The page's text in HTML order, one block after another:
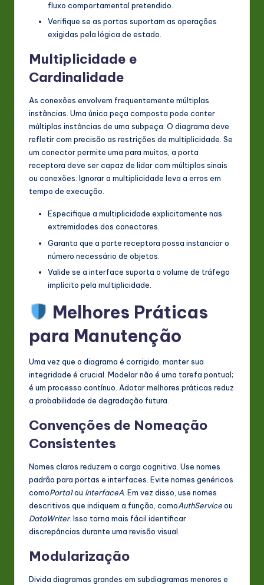
fluxo comportamental pretendido.
Verifique se as portas suportam as operações
exigidas pela lógica de estado.
Multiplicidade e
Cardinalidade
As conexões envolvem frequentemente múltiplas
instâncias. Uma única peça composta pode conter
múltiplas instâncias de uma subpeça. O diagrama deve
refletir com precisão as restrições de multiplicidade. Se
um conector permite uma para muitos, a porta
receptora deve ser capaz de lidar com múltiplos sinais
ou conexões. Ignorar a multiplicidade leva a erros em
tempo de execução.
Especifique a multiplicidade explicitamente nas
extremidades dos conectores.
Garanta que a parte receptora possa instanciar o
número necessário de objetos.
Valide se a interface suporta o volume de tráfego
implícito pela multiplicidade.
Melhores Práticas
para Manutenção
Uma vez que o diagrama é corrigido, manter sua
integridade é crucial. Modelar não é uma tarefa pontual;
é um processo contínuo. Adotar melhores práticas reduz
a probabilidade de degradação futura.
Convenções de Nomeação
Consistentes
Nomes claros reduzem a carga cognitiva. Use nomes
padrão para portas e interfaces. Evite nomes genéricos
comoPorta1ou InterfaceA . Em vez disso, use nomes
descritivos que indiquem a função, comoAuthServiceou
DataWriter. Isso torna mais fácil identificar
discrepâncias durante uma revisão visual.
Modularização
Divida diagramas grandes em subdiagramas menores e